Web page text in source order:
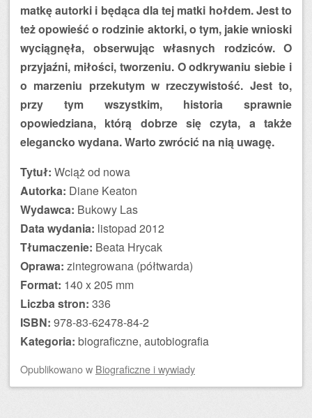
matkę autorki i będąca dla tej matki hołdem. Jest to
też opowieść o rodzinie aktorki, o tym, jakie wnioski
wyciągnęła, obserwując własnych rodziców. O
przyjaźni, miłości, tworzeniu. O odkrywaniu siebie i
o marzeniu przekutym w rzeczywistość. Jest to,
przy tym wszystkim, historia sprawnie
opowiedziana, którą dobrze się czyta, a także
elegancko wydana. Warto zwrócić na nią uwagę.
Tytuł: Wciąż od nowa
Autorka: Diane Keaton
Wydawca: Bukowy Las
Data wydania: listopad 2012
Tłumaczenie: Beata Hrycak
Oprawa: zintegrowana (półtwarda)
Format: 140 x 205 mm
Liczba stron: 336
ISBN: 978-83-62478-84-2
Kategoria: biograficzne, autobiografia
Opublikowanow Biograficzne i wywiady